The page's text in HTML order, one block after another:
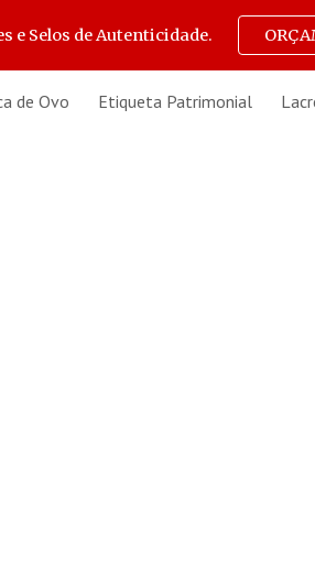
to navigation
e Selos de Autenticidade.
de Ovo Etiqueta Patrimonial